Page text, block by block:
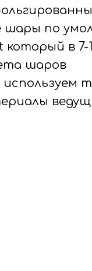
шары по
который в 7-
шаров
используем